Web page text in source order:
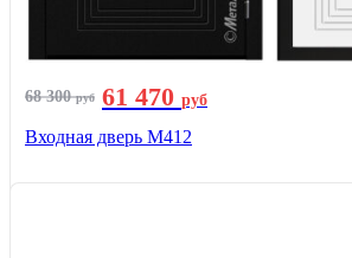
68 300руб 61 470 руб
Входная дверь М412